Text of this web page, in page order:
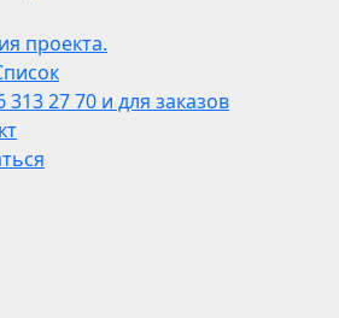
проекта.
313 27 70 и для заказов